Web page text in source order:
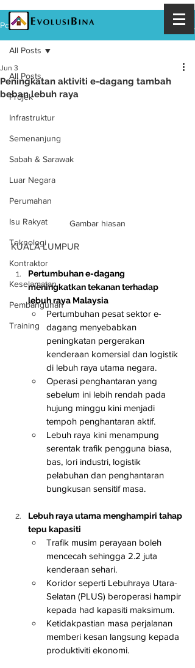
Post
All Posts
Projek
Infrastruktur
Semenanjung
Sabah & Sarawak
Luar Negara
Perumahan
Isu Rakyat
Teknologi
Kontraktor
Keselamatan
Pembangunan
Training
All Posts
Peningkatan aktiviti e-dagang tambah
beban lebuh raya
Jun 3
Gambar hiasan
KUALA LUMPUR
Pertumbuhan e-dagang
meningkatkan tekanan terhadap
lebuh raya Malaysia
Pertumbuhan pesat sektor e-
dagang menyebabkan
peningkatan pergerakan
kenderaan komersial dan logistik
di lebuh raya utama negara.
Operasi penghantaran yang
sebelum ini lebih rendah pada
hujung minggu kini menjadi
tempoh penghantaran aktif.
Lebuh raya kini menampung
serentak trafik pengguna biasa,
bas, lori industri, logistik
pelabuhan dan penghantaran
bungkusan sensitif masa.
Lebuh raya utama menghampiri tahap
tepu kapasiti
Trafik musim perayaan boleh
mencecah sehingga 2.2 juta
kenderaan sehari.
Koridor seperti Lebuhraya Utara-
Selatan (PLUS) beroperasi hampir
kepada had kapasiti maksimum.
Ketidakpastian masa perjalanan
memberi kesan langsung kepada
produktiviti ekonomi.